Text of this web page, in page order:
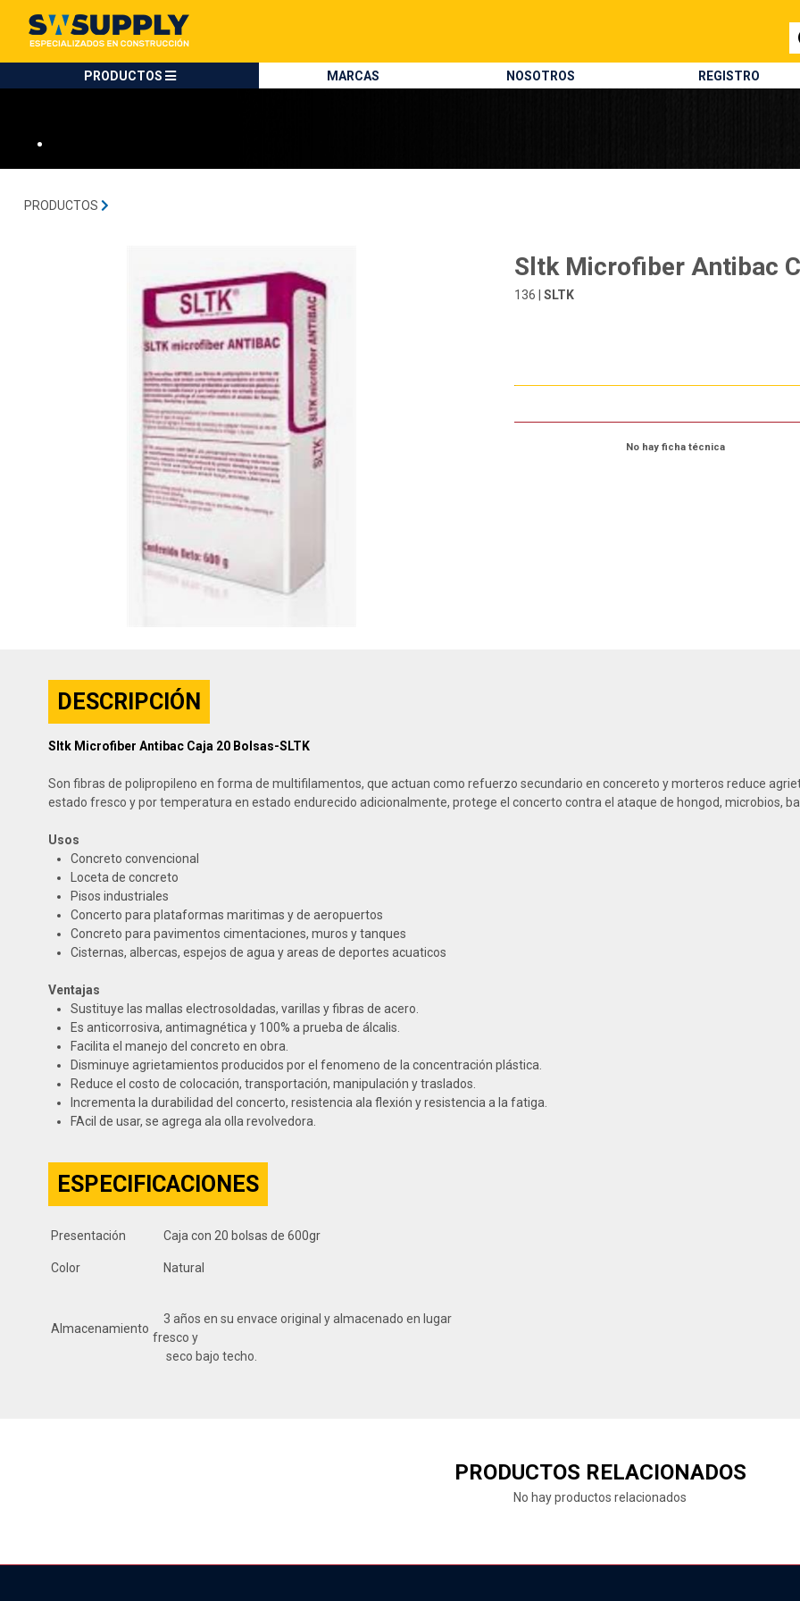
PRODUCTOS MARCAS NOSOTROS REGISTRO
•
PRODUCTOS
Sltk Microfiber Antibac
136 |SLTK
No hay ficha técnica
DESCRIPCIÓN
Sltk Microfiber Antibac Caja 20 Bolsas-SLTK
Son fibras de polipropileno en forma de multifilamentos, que actuan como refuerzo secundario en concereto y morteros reduce
estado fresco y por temperatura en estado endurecido adicionalmente, protege el concerto contra el ataque de hongod, microbios,
Usos
Concreto convencional
Loceta de concreto
Pisos industriales
Concerto para plataformas maritimas y de aeropuertos
Concreto para pavimentos cimentaciones, muros y tanques
Cisternas, albercas, espejos de agua y areas de deportes acuaticos
Ventajas
Sustituye las mallas electrosoldadas, varillas y fibras de acero.
Es anticorrosiva, antimagnética y 100% a prueba de álcalis.
Facilita el manejo del concreto en obra.
Disminuye agrietamientos producidos por el fenomeno de la concentración plástica.
Reduce el costo de colocación, transportación, manipulación y traslados.
Incrementa la durabilidad del concerto, resistencia ala flexión y resistencia a la fatiga.
FAcil de usar, se agrega ala olla revolvedora.
ESPECIFICACIONES
Presentación Caja con 20 bolsas de 600gr
Color Natural
Almacenamiento
3 años en su envace original y almacenado en lugar
fresco y
seco bajo techo.
PRODUCTOS RELACIONADOS
No hay productos relacionados